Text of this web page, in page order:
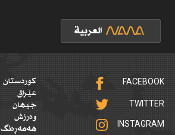
FACEBOOK
TWITTER
INSTAGRAM
کوردستان
عێراق
جیهان
وەرزش
هەمەڕەنگ